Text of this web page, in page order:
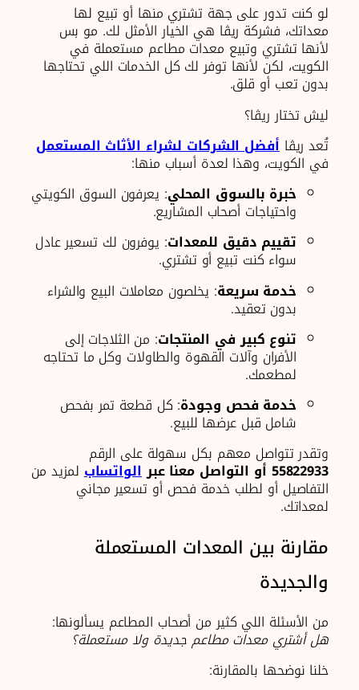
لو كنت تدور على جهة تشتري منها أو تبيع لها
معداتك، فشركة ريڨا هي الخيار الأمثل لك. مو بس
لأنها تشتري وتبيع معدات مطاعم مستعملة في
الكويت، لكن لأنها توفر لك كل الخدمات اللي تحتاجها
بدون تعب أو قلق.
ليش تختار ريڨا؟
تُعد ريڨاأفضل الشركات لشراء الأثاث المستعمل
في الكويت، وهذا لعدة أسباب منها:
خبرة بالسوق المحلي: يعرفون السوق الكويتي
واحتياجات أصحاب المشاريع.
تقييم دقيق للمعدات: يوفرون لك تسعير عادل
سواء كنت تبيع أو تشتري.
خدمة سريعة: يخلصون معاملات البيع والشراء
بدون تعقيد.
تنوع كبير في المنتجات: من الثلاجات إلى
الأفران وآلات القهوة والطاولات وكل ما تحتاجه
لمطعمك.
خدمة فحص وجودة: كل قطعة تمر بفحص
شامل قبل عرضها للبيع.
وتقدر تتواصل معهم بكل سهولة على الرقم
55822933 أو التواصل معنا عبر الواتسابلمزيد من
التفاصيل أو لطلب خدمة فحص أو تسعير مجاني
لمعداتك.
مقارنة بين المعدات المستعملة
والجديدة
من الأسئلة اللي كثير من أصحاب المطاعم يسألونها:
هل أشتري معدات مطاعم جديدة ولا مستعملة؟
خلنا نوضحها بالمقارنة: